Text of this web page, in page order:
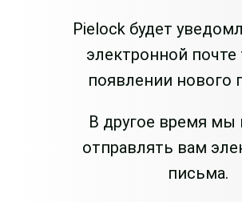
Pielock будет
электронной почте
появлении нового
В другое время мы
отправлять вам
письма.